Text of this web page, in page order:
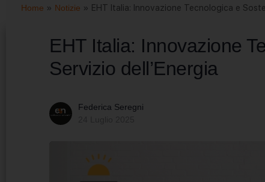
Home » Notizie » EHT Italia: Innovazione Tecnologica e
EHT Italia: Innovazione
Servizio dell’Energia
Federica Seregni